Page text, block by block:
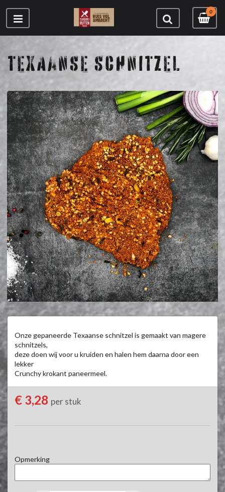
0
TEXAANSE SCHNITZEL
Onze gepaneerde Texaanse schnitzel is gemaakt van magere
schnitzels,
deze doen wij voor u kruiden en halen hem daarna door een
lekker
Crunchy krokant paneermeel.
€ 3,28 per stuk
Opmerking